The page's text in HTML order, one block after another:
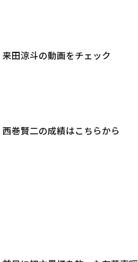
来田涼斗の動画をチェック
西巻賢二の成績はこちらから